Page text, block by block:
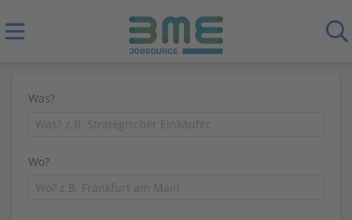
Was?
Wo?